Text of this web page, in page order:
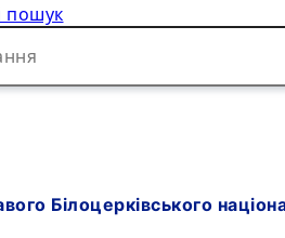
пошук
Білоцерківського